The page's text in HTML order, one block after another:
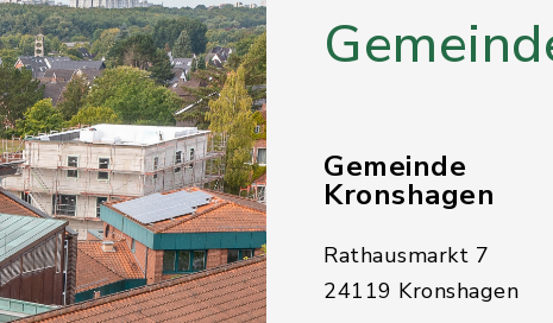
Gemeinde
Kronshagen
Rathausmarkt 7
24119 Kronshagen